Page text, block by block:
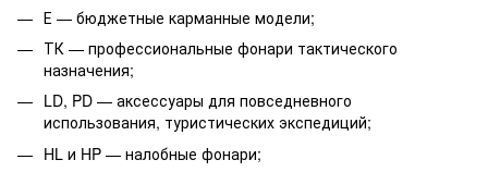
Е — бюджетные карманные модели;
ТК — профессиональные фонари тактического
назначения;
LD, PD — аксессуары для повседневного
использования, туристических экспедиций;
HL и HP — налобные фонари;